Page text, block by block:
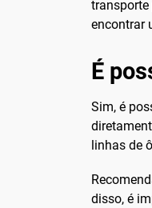
transporte
encontrar
É
Sim, é
linhas de
disso, é